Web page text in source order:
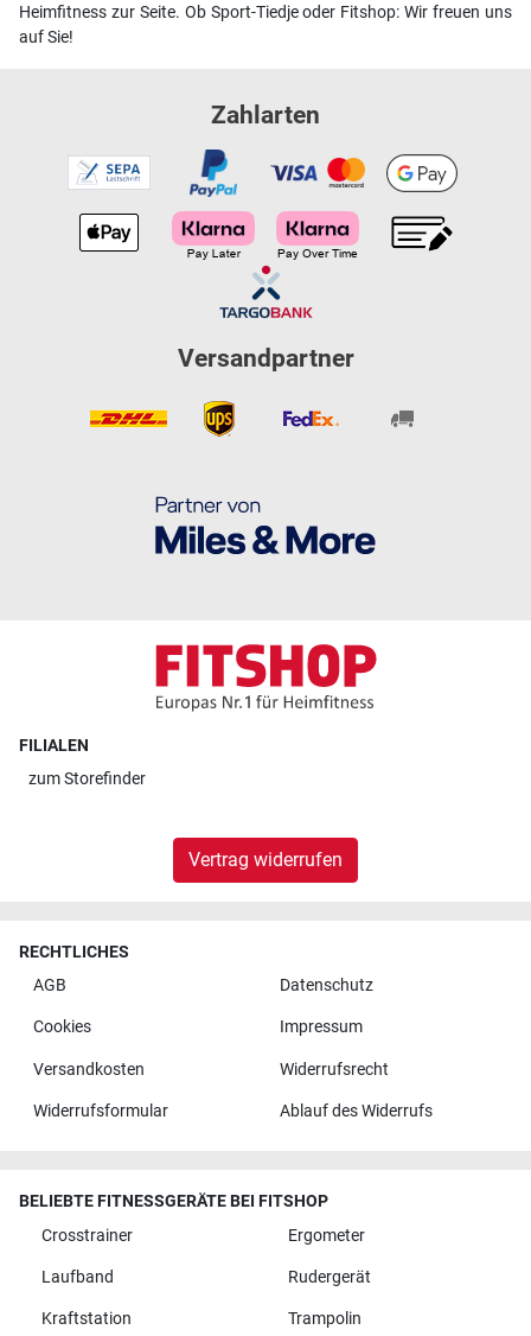
Heimfitness zur Seite. Ob Sport-Tiedje oder Fitshop: Wir freuen uns
auf Sie!
Zahlarten
Versandpartner
FILIALEN
zumStorefinder
Vertrag widerrufen
RECHTLICHES
AGB
Datenschutz
Cookies Impressum
Versandkosten Widerrufsrecht
Widerrufsformular Ablauf des Widerrufs
BELIEBTE FITNESSGERÄTE BEI FITSHOP
Crosstrainer
Ergometer
Laufband Rudergerät
Kraftstation Trampolin